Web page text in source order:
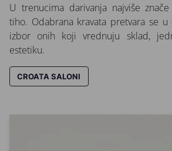
U trenucima darivanja najviše
tiho. Odabrana kravata pretvara se u
izbor onih koji vrednuju sklad,
estetiku.
CROATA SALONI